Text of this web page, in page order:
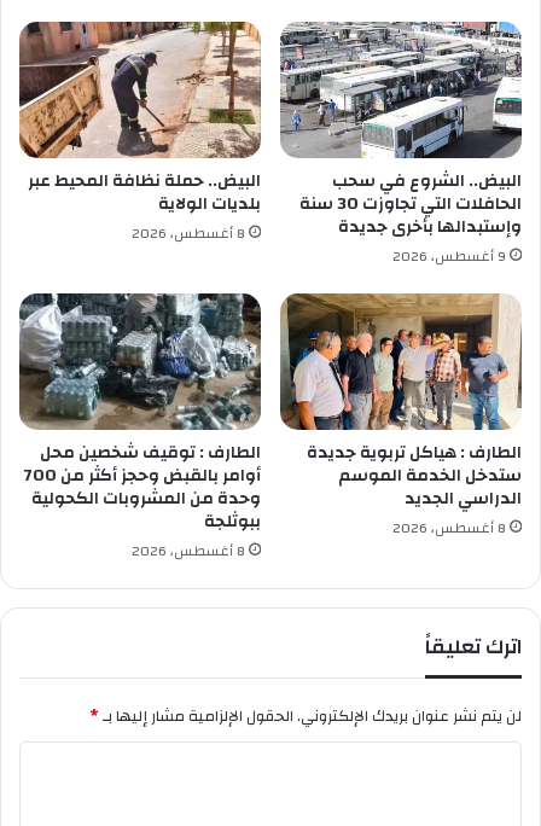
ج
ا
ح
ن
و
ا
ل
ي
ل
و
ل
ا
ي
س
ط
ي
ف
البيض.. الشروع في سحب
الحافلات التي تجاوزت 30 سنة
وإستبدالها بأخرى جديدة
9 أغسطس، 2026
البيض.. حملة نظافة المحيط عبر
بلديات الولاية
8 أغسطس، 2026
الطارف : هياكل تربوية جديدة
ستدخل الخدمة الموسم
الدراسي الجديد
8 أغسطس، 2026
الطارف : توقيف شخصين محل
أوامر بالقبض وحجز أكثر من 700
وحدة من المشروبات الكحولية
ببوثلجة
8 أغسطس، 2026
اترك تعليقاً
لن يتم نشر عنوان بريدك الإلكتروني.الحقول الإلزامية مشار إليها بـ*